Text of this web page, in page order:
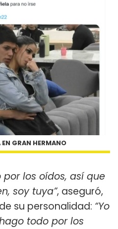
EN GRAN HERMANO
los oídos, así que
soy tuya”, aseguró,
su personalidad: “Yo
todo por los